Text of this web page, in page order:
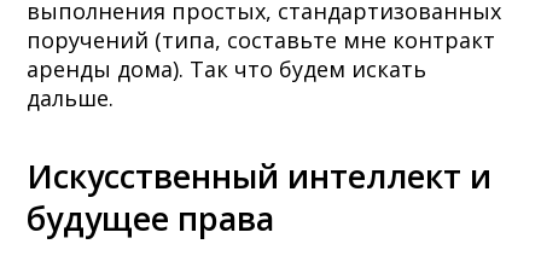
выполнения простых, стандартизованных
поручений (типа, составьте мне контракт
аренды дома). Так что будем искать
дальше.
Искусственный интеллект и
будущее права